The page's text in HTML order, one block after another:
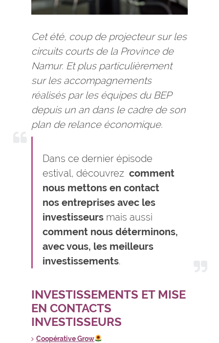
Cet été, coup de projecteur sur les
circuits courts de la Province de
Namur. Et plus particulièrement
sur les accompagnements
réalisés par les équipes du BEP
depuis un an dans le cadre de son
plan de relance économique.
Dans ce dernier épisode
estival, découvrez comment
nous mettons en contact
nos entreprises avec les
investisseurs mais aussi
comment nous déterminons,
avec vous, les meilleurs
investissements.
INVESTISSEMENTS ET MISE
EN CONTACTS
INVESTISSEURS
Coopérative Grow